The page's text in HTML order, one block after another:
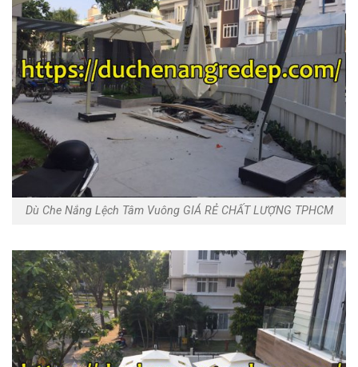
Dù Che Nắng Lệch Tâm Vuông GIÁ RẺ CHẤT LƯỢNG TPHCM